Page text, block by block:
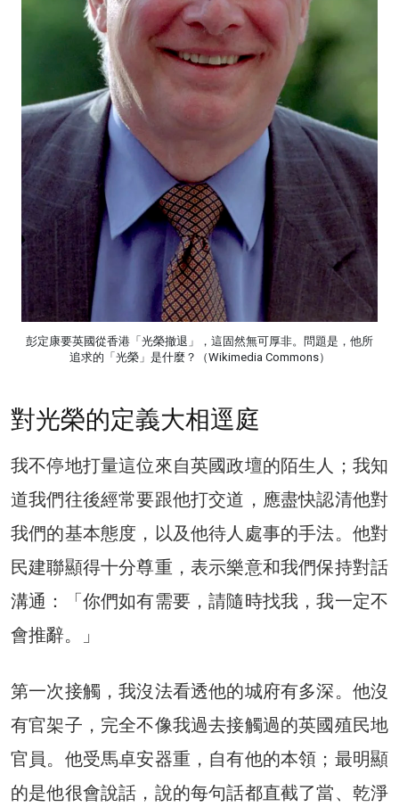
彭定康要英國從香港「光榮撤退」，這固然無可厚非。問題是，他所
追求的「光榮」是什麼？（Wikimedia Commons）
對光榮的定義大相逕庭
我不停地打量這位來自英國政壇的陌生人；我知
道我們往後經常要跟他打交道，應盡快認清他對
我們的基本態度，以及他待人處事的手法。他對
民建聯顯得十分尊重，表示樂意和我們保持對話
溝通：「你們如有需要，請隨時找我，我一定不
會推辭。」
第一次接觸，我沒法看透他的城府有多深。他沒
有官架子，完全不像我過去接觸過的英國殖民地
官員。他受馬卓安器重，自有他的本領；最明顯
的是他很會說話，說的每句話都直截了當、乾淨